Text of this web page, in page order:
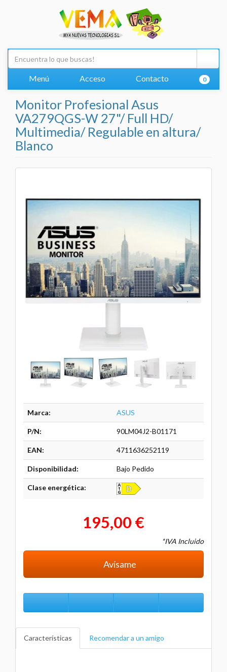
Menú Acceso Contacto 0
Monitor Profesional Asus
VA279QGS-W 27"/ Full HD/
Multimedia/ Regulable en altura/
Blanco
Marca: ASUS
P/N: 90LM04J2-B01171
EAN: 4711636252119
Disponibilidad: Bajo Pedido
Clase energética:
195,00 €
*IVA Incluido
Avísame
Características Recomendar a un amigo